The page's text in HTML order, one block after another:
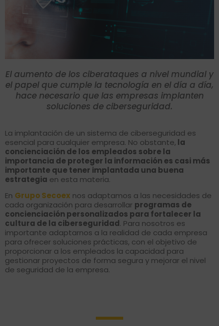
El aumento de los ciberataques a nivel mundial y
el papel que cumple la tecnología en el día a día,
hace necesario que las empresas implanten
soluciones de ciberseguridad.
La implantación de un sistema de ciberseguridad es
esencial para cualquier empresa. No obstante, la
concienciación de los empleados sobre la
importancia de proteger la información es casi más
importante que tener implantada una buena
estrategia en esta materia.
En Grupo Secoex nos adaptamos a las necesidades de
cada organización para desarrollar programas de
concienciación personalizados para fortalecer la
cultura de la ciberseguridad. Para nosotros es
importante adaptarnos a la realidad de cada empresa
para ofrecer soluciones prácticas, con el objetivo de
proporcionar a los empleados la capacidad para
gestionar proyectos de forma segura y mejorar el nivel
de seguridad de la empresa.